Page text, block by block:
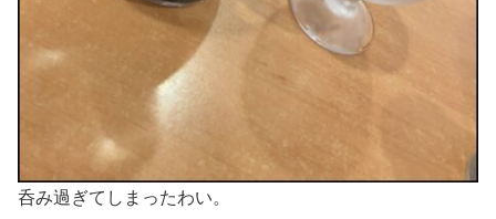
呑み過ぎてしまったわい。